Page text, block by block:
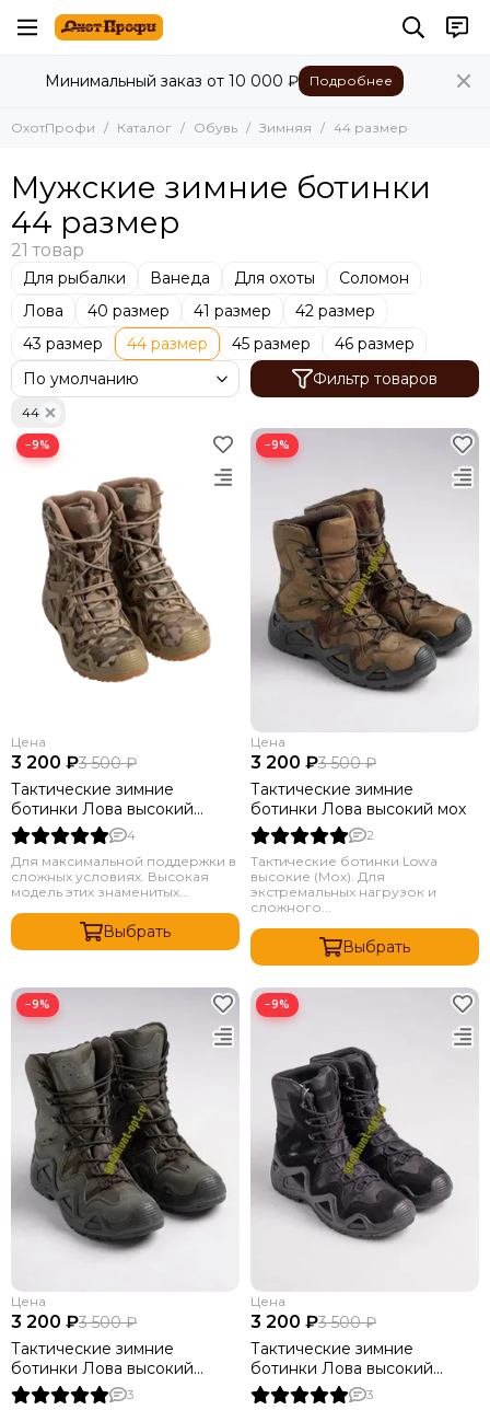
Обувь
Все товары
Сапоги для охоты, рыбалки
Минимальный заказ от 10 000 ₽ Подробнее
ОхотПрофи Каталог Обувь Зимняя 44 размер
Мужские зимние ботинки
44 размер
Для рыбалки Ванеда Для охоты
Соломон
Лова
40 размер 41 размер
42 размер
43 размер
44 размер 45 размер
46 размер
Фильтр товаров
44
−9%
Цена
3 200 ₽3 500 ₽
Тактические зимние
ботинки Лова высокий
мультикам
4
Для максимальной поддержки в
сложных условиях. Высокая
модель этих знаменитых...
Выбрать
−9%
Цена
3 200 ₽3 500 ₽
Тактические зимние
ботинки Лова высокий мох
2
Тактические ботинки Lowa
высокие (Мох). Для
экстремальных нагрузок и
сложного...
Выбрать
−9%
Цена
3 200 ₽3 500 ₽
Тактические зимние
ботинки Лова высокий
олива
3
−9%
Цена
3 200 ₽3 500 ₽
Тактические зимние
ботинки Лова высокий
черный
3